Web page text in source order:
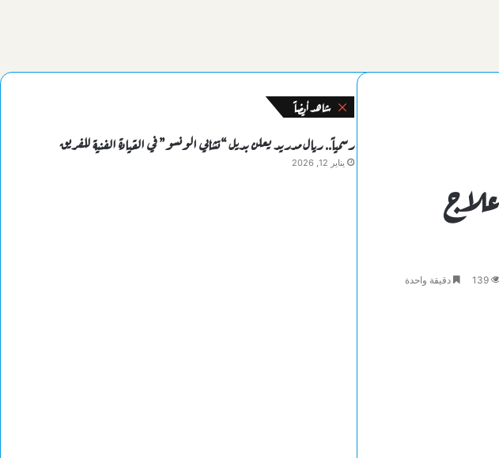
وعلاج
139 دقيقة واحدة
شاهد أيضاً
إغلاق
رسمياً.. ريال مدريد يعلن بديل “تشابي الونسو” في القيادة الفنية للفريق
يناير 12, 2026